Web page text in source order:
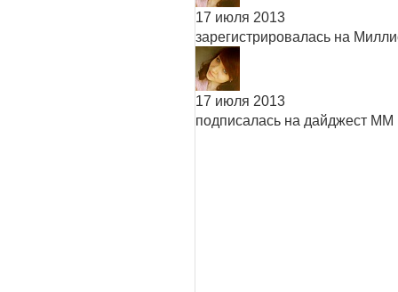
17 июля 2013
зарегистрировалась на
17 июля 2013
подписалась на дайджест ММ